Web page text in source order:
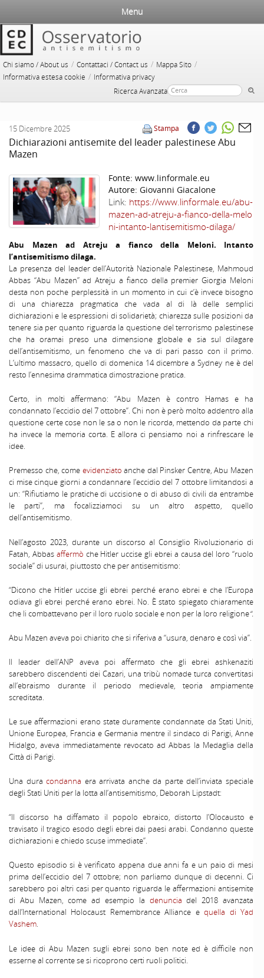
Chi siamo / About us / Contattaci / Contact us / Mappa Sito /
Informativa estesa cookie / Informativa privacy
Ricerca Avanzata
Menu
Stampa
15 Dicembre 2025
Dichiarazioni antisemite del leader palestinese Abu
Mazen
Fonte: www.linformale.eu
Autore: Giovanni Giacalone
Link: https://www.linformale.eu/abu-
mazen-ad-atreju-a-fianco-della-melo
ni-intanto-lantisemitismo-dilaga/
Abu Mazen ad Atreju a fianco della Meloni. Intanto
l’antisemitismo dilaga.
La presenza del leader dell’Autorità Nazionale Palestinese, Mahmoud
Abbas “Abu Mazen” ad Atreju a fianco della premier Giorgia Meloni
desta non poche perplessità in un momento in cui c’è invece bisogno
di una chiarezza pragmatica che vada al di là delle semplici
dichiarazioni e le espressioni di solidarietà; chiarezza sulle posizioni da
tenere sia per quanto riguarda la questione del terrorismo palestinese
che ha oramai preso una dimensione globale e sia sul dilagare
dell’antisemitismo, un fenomeno che va di pari passo con il primo.
L’ultimo massacro, quello di domenica 14 dicembre a Sydney ne è del
resto l’ennesima drammatica dimostrazione pratica.
Certo, in molti affermano: “Abu Mazen è contro Hamas e ha
condannato l’eccidio del 7 ottobre”. Chi non è però molto addentro alla
questione certe cose non le sa o non le ricorda, mettendo da parte chi
ha invece la memoria corta. E allora ci pensiamo noi a rinfrescare le
idee.
Premesso che, come evidenziato anche dal Pinsker Centre, Abu Mazen
ci mise cinque giorni a condannare l’eccidio del 7 ottobre limitandosi a
un: “Rifiutiamo le pratiche di uccisione o di abuso di civili da entrambe
le parti”, ma focalizziamoci su un altro aspetto, quello
dell’antisemitismo.
Nell’agosto 2023, durante un discorso al Consiglio Rivoluzionario di
Fatah, Abbas affermò che Hitler uccise gli ebrei a causa del loro “ruolo
sociale” di usurai, piuttosto che per antisemitismo:
“Dicono che Hitler uccise gli ebrei perché erano ebrei e che l’Europa
odiava gli ebrei perché erano ebrei. No. È stato spiegato chiaramente
che li combattevano per il loro ruolo sociale e non per la loro religione“.
Abu Mazen aveva poi chiarito che si riferiva a “usura, denaro e così via”.
Il leader dell’ANP aveva poi affermato che gli ebrei ashkenaziti
sarebbero discendenti dei Cazari, una tribù nomade turca convertitasi
all’ebraismo durante il periodo medievale, teoria ampiamente
screditata.
Le sue affermazioni erano state duramente condannate da Stati Uniti,
Unione Europea, Francia e Germania mentre il sindaco di Parigi, Anne
Hidalgo, aveva immediatamente revocato ad Abbas la Medaglia della
Città di Parigi.
Una duracondanna era arrivata anche da parte dell’inviata speciale
degli Stati Uniti per la lotta all’antisemitismo, Deborah Lipstadt:
“Il discorso ha diffamato il popolo ebraico, distorto l’Olocausto e
travisato il tragico esodo degli ebrei dai paesi arabi. Condanno queste
dichiarazioni e chiedo scuse immediate”.
Questo episodio si è verificato appena due anni fa e un paio di mesi
prima dell’eccidio del 7 ottobre; non parliamo dunque di decenni. Ci
sarebbero poi altri casi per quanto riguarda le affermazioni antisemite
di Abu Mazen, come ad esempio la denuncia del 2018 avanzata
dall’International Holocaust Remembrance Alliance equella di Yad
Vashem.
Le idee di Abu Mazen sugli ebrei sono ben note ed è difficile non
esserne al corrente se si ricoprono certi ruoli politici.